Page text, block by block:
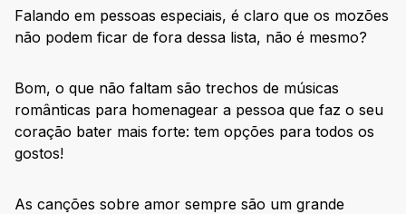
Falando em pessoas especiais, é claro que os mozões
não podem ficar de fora dessa lista, não é mesmo?
Bom, o que não faltam são trechos de músicas
românticas para homenagear a pessoa que faz o seu
coração bater mais forte: tem opções para todos os
gostos!
As canções sobre amor sempre são um grande